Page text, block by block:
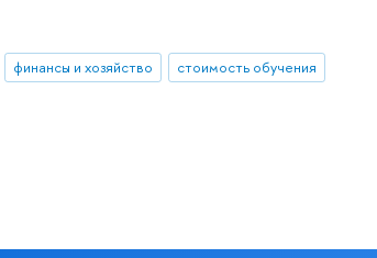
финансы и хозяйство стоимость обучения